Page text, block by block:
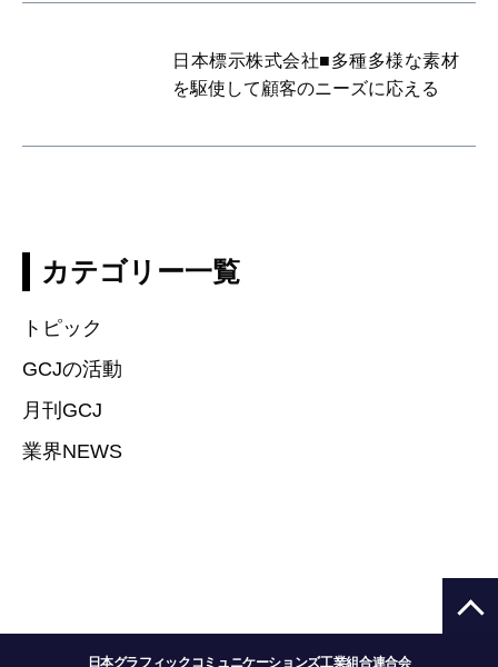
日本標示株式会社■多種多様な素材
を駆使して顧客のニーズに応える
カテゴリー一覧
トピック
GCJの活動
月刊GCJ
業界NEWS
日本グラフィックコミュニケーションズ工業組合連合会